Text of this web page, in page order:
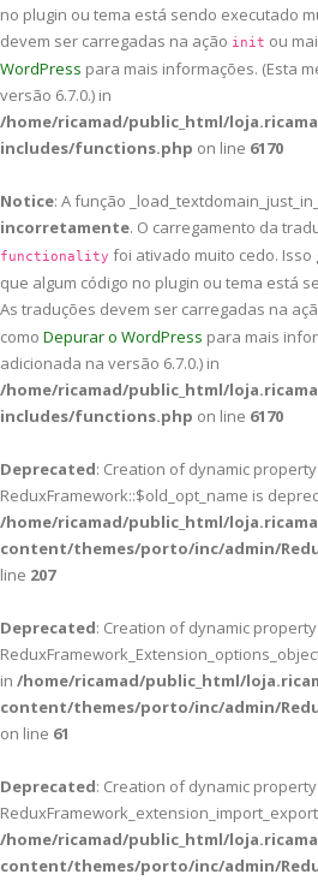
no plugin ou tema está sendo executado
devem ser carregadas na ação init ou
WordPress para mais informações. (Esta
versão 6.7.0.) in
/home/ricamad/public_html/
includes/functions.php on line 6170
Notice: A função
incorretamente. O carregamento da
functionality foi ativado muito cedo.
que algum código no plugin ou tema está
As traduções devem ser carregadas na
como Depurar o WordPress para mais
adicionada na versão 6.7.0.) in
/home/ricamad/public_html/
includes/functions.php on line 6170
Deprecated: Creation of dynamic property
ReduxFramework::$old_opt_name is
/home/ricamad/public_html/
content/themes/porto/inc/admin/
line 207
Deprecated: Creation of dynamic property
in /home/ricamad/public_html/
content/themes/porto/inc/admin/
on line 61
Deprecated: Creation of dynamic property
/home/ricamad/public_html/
content/themes/porto/inc/admin/